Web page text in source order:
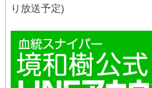
り放送予定)